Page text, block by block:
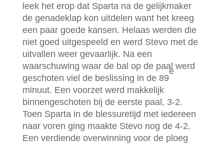
leek het erop dat Sparta na de gelijkmaker
de genadeklap kon uitdelen want het kreeg
een paar goede kansen. Helaas werden die
niet goed uitgespeeld en werd Stevo met de
uitvallen weer gevaarlijk. Na een
waarschuwing waar de bal op de paal werd
geschoten viel de beslissing in de 89
e
minuut. Een voorzet werd makkelijk
binnengeschoten bij de eerste paal, 3-2.
Toen Sparta in de blessuretijd met iedereen
naar voren ging maakte Stevo nog de 4-2.
Een verdiende overwinning voor de ploeg